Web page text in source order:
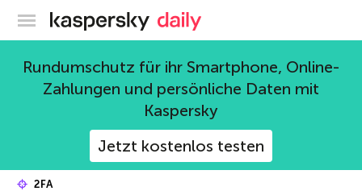
Offizieller Blog von Kaspersky
Rundumschutz für ihr Smartphone, Online-
Zahlungen und persönliche Daten mit
Kaspersky
Jetzt kostenlos testen
2FA